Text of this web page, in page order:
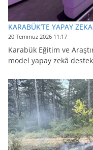
KARABÜK’TE YAPAY
20 Temmuz 2026 11:17
Karabük Eğitim ve
model yapay zekâ